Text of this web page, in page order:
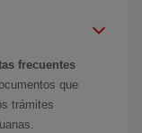
frecuentes
que
trámites